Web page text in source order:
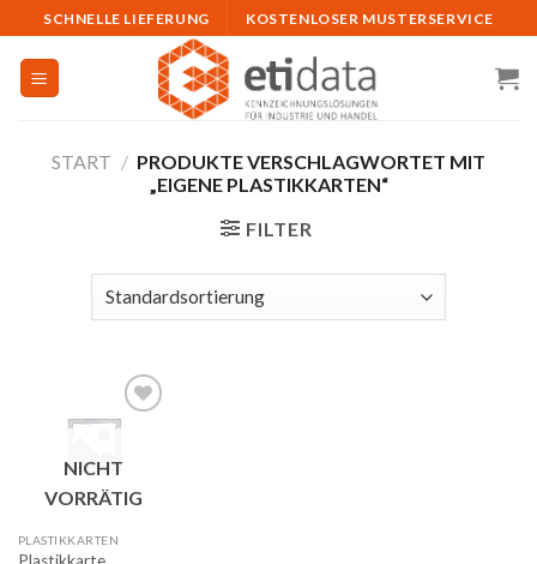
to
content
SCHNELLE LIEFERUNG KOSTENLOSER MUSTERSERVICE
START / PRODUKTE VERSCHLAGWORTET MIT
„EIGENE PLASTIKKARTEN“
FILTER
Merkliste
NICHT
VORRÄTIG
PLASTIKKARTEN
Plastikkarte